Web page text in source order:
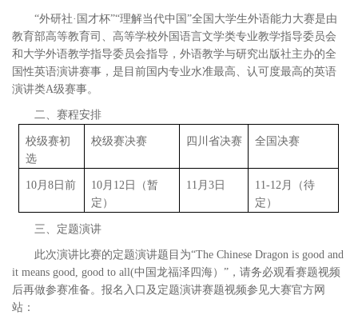
“外研社·国才杯”“理解当代中国”全国大学生外语能力大赛是由
教育部高等教育司、高等学校外国语言文学类专业教学指导委员会
和大学外语教学指导委员会指导，外语教学与研究出版社主办的全
国性英语演讲赛事，是目前国内专业水准最高、认可度最高的英语
演讲类A级赛事。
二、赛程安排
校级赛初
选
校级赛决赛 四川省决赛 全国决赛
10月 8日前 10月 12 日（暂
定）
11 月 3日 11-12 月（待
定）
三、定题演讲
此次演讲比赛的定题演讲题目为“The Chinese Dragon is good and
it means good, good to all(中国龙福泽四海）”，请务必观看赛题视频
后再做参赛准备。报名入口及定题演讲赛题视频参见大赛官方网
站：